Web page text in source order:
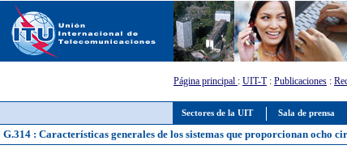
Sectores de la UIT Sala de prensa
Página principal : UIT-T: Publicaciones :
G.314 : Características generales de los sistemas que proporcionan ocho